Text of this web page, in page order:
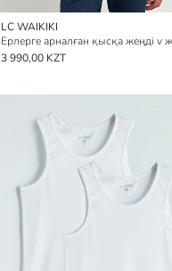
LC WAIKIKI
3 990,00 KZT